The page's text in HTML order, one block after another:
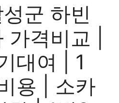
군 하빈
격비교 |
대여 | 1
용 | 소카